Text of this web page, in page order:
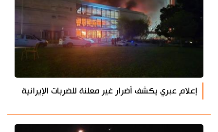
إعلام عبري يكشف أضرار غير معلنة للضربات الإيرانية